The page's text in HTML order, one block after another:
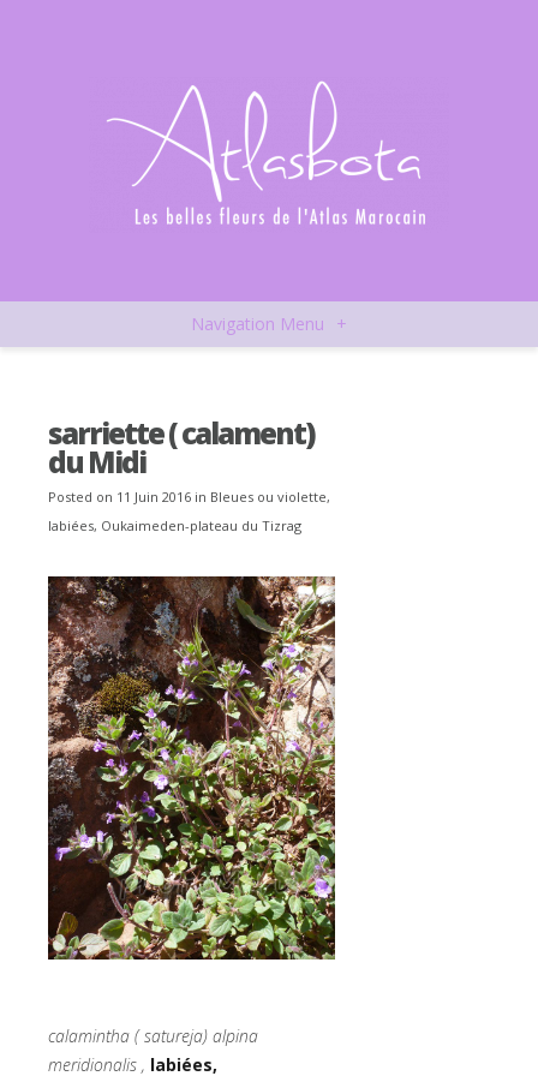
Navigation Menu +
sarriette ( calament)
du Midi
Posted on 11 Juin 2016 in Bleues ou violette,
labiées, Oukaimeden-plateau du Tizrag
calamintha ( satureja) alpina
meridionalis , labiées,